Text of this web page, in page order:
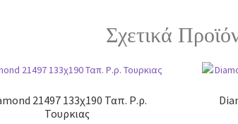
Σχετικά
21497 133χ190 Ταπ. Ρ.ρ.
Τουρκιας